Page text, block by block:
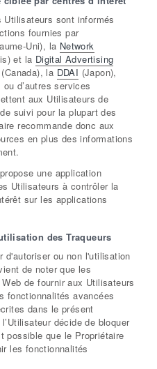
Utilisateurs sont informés
fournies par
Uni), la Network
et la Digital Advertising
(Canada), la DDAI (Japon),
d’autres services
aux Utilisateurs de
suivi pour la plupart des
recommande donc aux
en plus des informations
une application
Utilisateurs à contrôler la
sur les applications
des Traqueurs
d'autoriser ou non l'utilisation
de noter que les
de fournir aux Utilisateurs
fonctionnalités avancées
dans le présent
décide de bloquer
possible que le Propriétaire
les fonctionnalités